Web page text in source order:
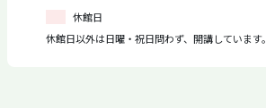
休館日
休館日以外は日曜・祝日問わず、開講しています。